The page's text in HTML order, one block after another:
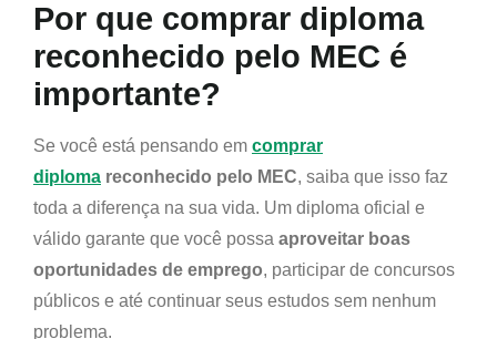
Por que comprar diploma
reconhecido pelo MEC é
importante?
Se você está pensando em comprar
diploma reconhecido pelo MEC, saiba que isso faz
toda a diferença na sua vida. Um diploma oficial e
válido garante que você possa aproveitar boas
oportunidades de emprego, participar de concursos
públicos e até continuar seus estudos sem nenhum
problema.